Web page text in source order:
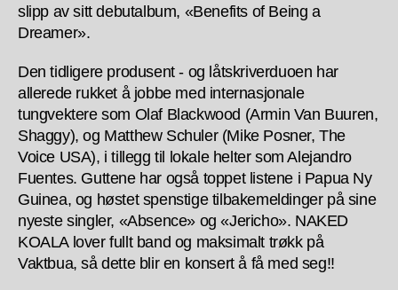
slipp av sitt debutalbum, «Benefits of Being a
Dreamer».
Den tidligere produsent - og låtskriverduoen har
allerede rukket å jobbe med internasjonale
tungvektere som Olaf Blackwood (Armin Van Buuren,
Shaggy), og Matthew Schuler (Mike Posner, The
Voice USA), i tillegg til lokale helter som Alejandro
Fuentes. Guttene har også toppet listene i Papua Ny
Guinea, og høstet spenstige tilbakemeldinger på sine
nyeste singler, «Absence» og «Jericho». NAKED
KOALA lover fullt band og maksimalt trøkk på
Vaktbua, så dette blir en konsert å få med seg!!